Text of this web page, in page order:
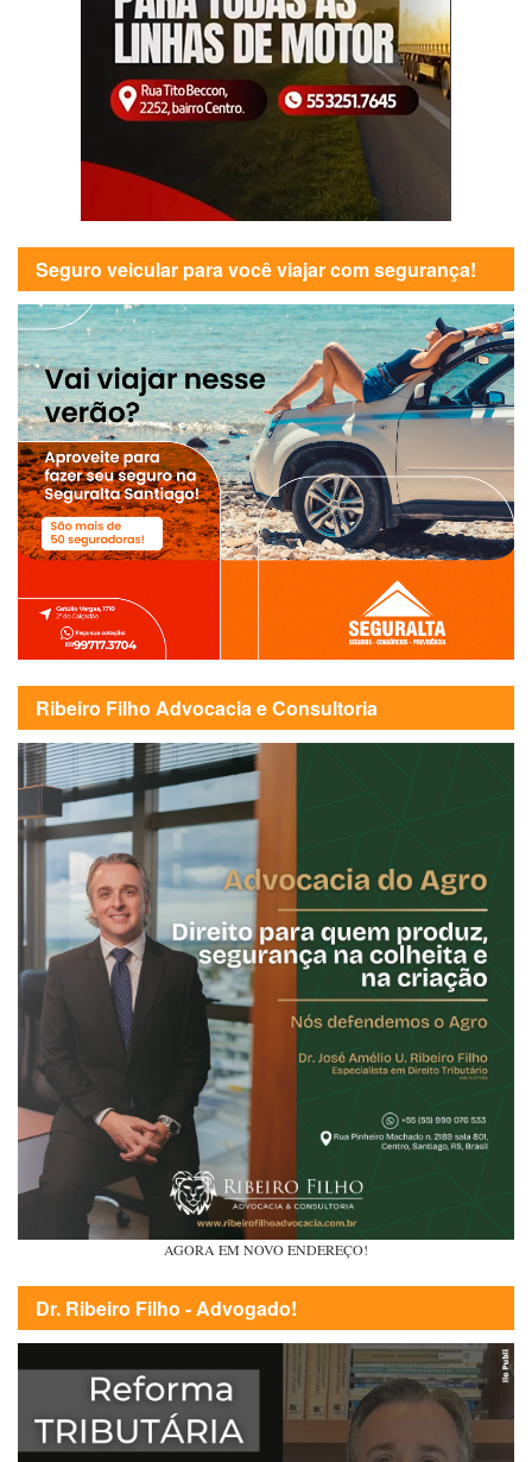
Seguro veicular para você viajar com segurança!
Ribeiro Filho Advocacia e Consultoria
AGORA EM NOVO ENDEREÇO!
Dr. Ribeiro Filho - Advogado!